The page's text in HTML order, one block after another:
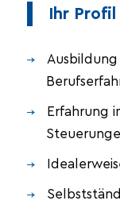
Ihr Profil
Erfahrung